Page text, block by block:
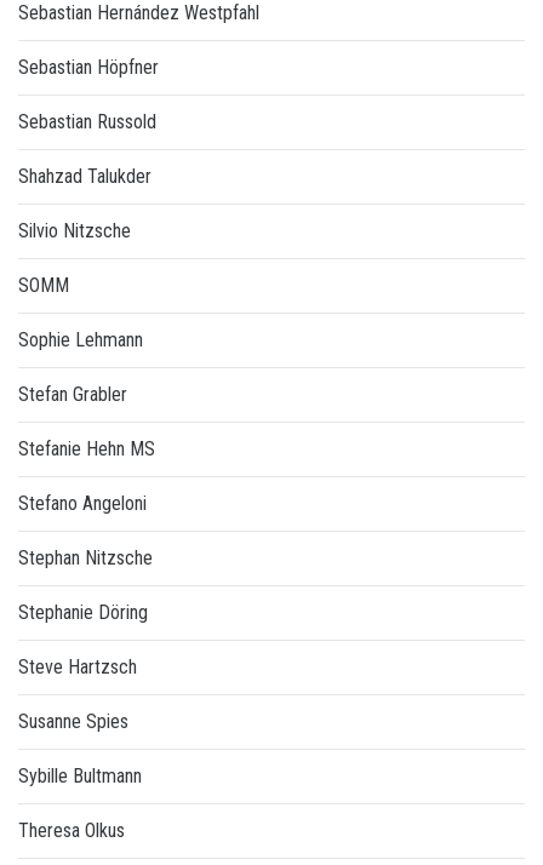
Sebastian Hernández Westpfahl
Sebastian Höpfner
Sebastian Russold
Shahzad Talukder
Silvio Nitzsche
SOMM
Sophie Lehmann
Stefan Grabler
Stefanie Hehn MS
Stefano Angeloni
Stephan Nitzsche
Stephanie Döring
Steve Hartzsch
Susanne Spies
Sybille Bultmann
Theresa Olkus